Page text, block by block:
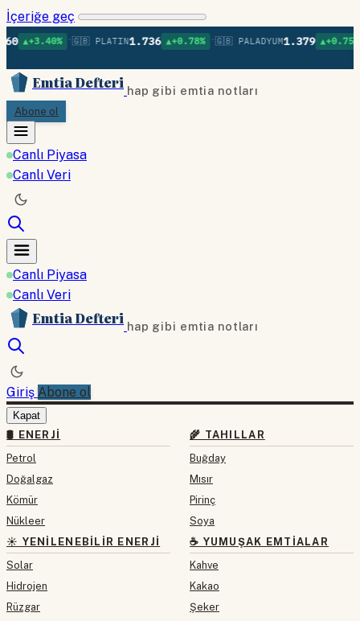
İçeriğe geç
• 🇬🇧 PLATIN1.736 ▲+0.78% • 🇬🇧 PALADYUM1.379 ▲+0.75% • 🇬🇧
Emtia Defteri hap gibi emtia notları
Abone ol
Canlı Piyasa
Canlı Veri
Canlı Piyasa
Canlı Veri
Emtia Defteri hap gibi emtia notları
Giriş Abone ol
Kapat
🛢 ENERJI
Petrol
Doğalgaz
Kömür
Nükleer
☀️ YENILENEBILIR ENERJI
Solar
Hidrojen
Rüzgar
🌾 TAHILLAR
Buğday
Mısır
Pirinç
Soya
☕ YUMUŞAK EMTIALAR
Kahve
Kakao
Şeker